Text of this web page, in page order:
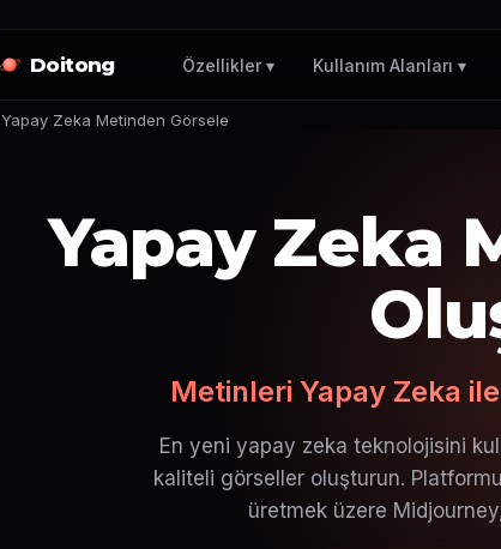
Doitong Özellikler ▾ Kullanım Alanları ▾
Yapay Zeka Metinden Görsele
Yapay Zeka
Metinleri Yapay Zeka
En yeni yapay zeka teknolojisini
kaliteli görseller oluşturun.
üretmek üzere